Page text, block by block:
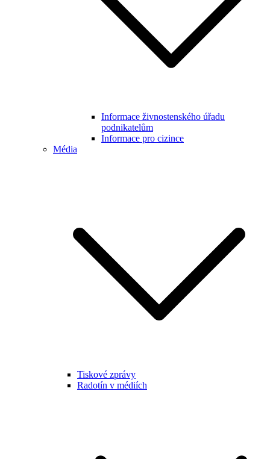
Informace živnostenského úřadu
podnikatelům
Informace pro cizince
Média
Tiskové zprávy
Radotín v médiích